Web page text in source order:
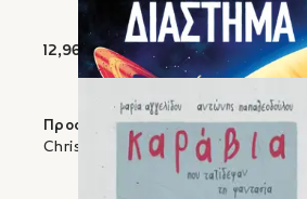
12,96 €
Προορισμός: Διάστημα
Christoph Englert, Tom Clohosy Cole